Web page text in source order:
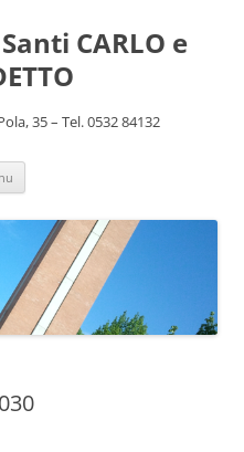
CARLO e
35 – Tel. 0532 84132